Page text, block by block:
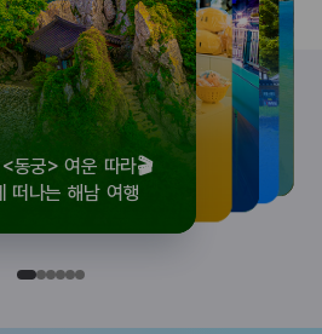
라,
여름
동궁> 여운 따라🎬
떠나는 해남 여행
로컬 감성 수집!
국 로컬 기념품숍 3곳⭐
우리말이 더 재미있어지는
세종 한글 여행
숲길부터 천년 고찰까지!
마음에 쉼을 더하는 부안
뚜벅이 여행자 주목🚶
양양 1박 2일 코스
백제의 숨결을 따라,
부여에서 만나는 여름
<호프>, <동궁> 여운 따라🎬
실속 있게 떠나는 해남 여행
로컬 감성 수집!
전국 로컬 기념품숍 3곳⭐
우리말이 더 재미있어지는
세종 한글 여행
숲길부터 천년 고찰까지!
마음에 쉼을 더하는 부안
뚜벅이 여행자 주목🚶
양양 1박 2일 코스
백제의 숨결을 따라,
부여에서 만나는 여름